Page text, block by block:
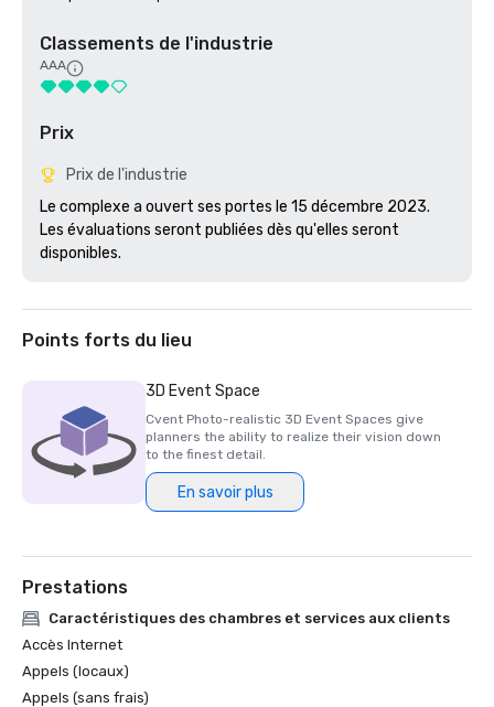
Classements de l'industrie
AAA
Prix
Prix de l'industrie
Le complexe a ouvert ses portes le 15 décembre 2023.
Les évaluations seront publiées dès qu'elles seront
Points forts du lieu
3D Event Space
Cvent Photo-realistic 3D Event Spaces give
planners the ability to realize their vision down
to the finest detail.
En savoir plus
Prestations
Caractéristiques des chambres et services aux clients
Accès Internet
Appels (locaux)
Appels (sans frais)